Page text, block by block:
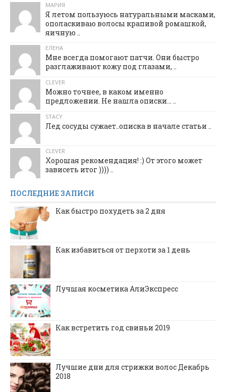
МАРИЯ
Я летом пользуюсь натуральными масками,
ополаскиваю волосы крапивой ромашкой,
яичную ..
ЕЛЕНА
Мне всегда помогают патчи. Они быстро
разглаживают кожу под глазами, ..
CLEVER
Можно точнее, в каком именно
предложении. Не нашла описки... ..
STACY
Лед сосуды сужает..описка в начале статьи ..
CLEVER
Хорошая рекомендация! :) От этого может
зависеть итог )))) ..
ПОСЛЕДНИЕ ЗАПИСИ
Как быстро похудеть за 2 дня
Как избавиться от перхоти за 1 день
Лучшая косметика АлиЭкспресс
Как встретить год свиньи 2019
Лучшие дни для стрижки волос Декабрь
2018